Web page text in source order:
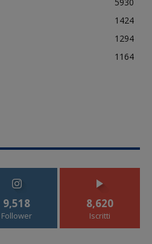
5930
1424
1294
1164
9,518
Follower
8,620
Iscritti